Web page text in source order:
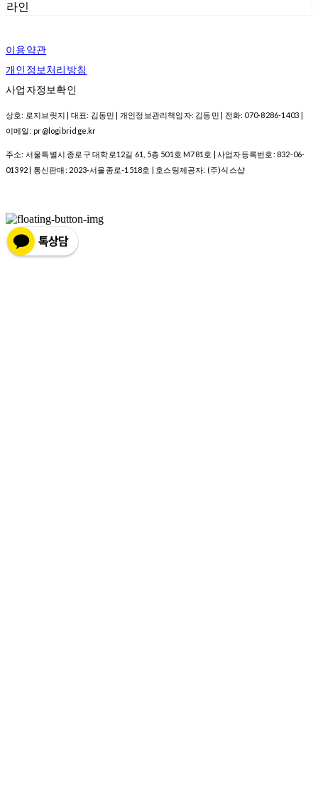
라인
이용약관
개인정보처리방침
사업자정보확인
상호: 로지브릿지 | 대표: 김동민 | 개인정보관리책임자: 김동민 | 전화: 070-8286-1403 |
이메일: pr@logibridge.kr
주소: 서울특별시 종로구 대학로12길 61, 5층 501호 M781호 | 사업자등록번호: 832-06-
01392 | 통신판매: 2023-서울종로-1518호 | 호스팅제공자: (주)식스샵